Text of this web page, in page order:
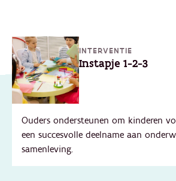
INTERVENTIE
Instapje 1-2-3
Ouders ondersteunen om kinderen
een succesvolle deelname aan
samenleving.